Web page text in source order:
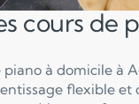
cours de
piano à domicile à
flexible et